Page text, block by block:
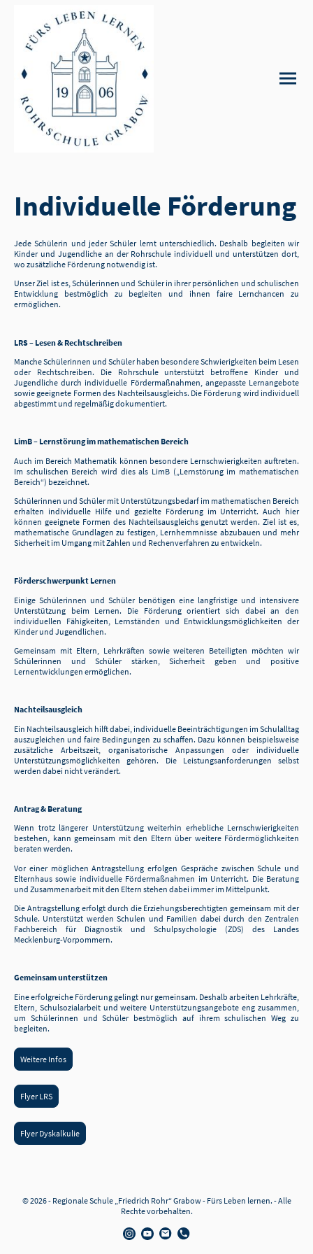
Individuelle Förderung
Jede Schülerin und jeder Schüler lernt unterschiedlich. Deshalb begleiten wir
Kinder und Jugendliche an der Rohrschule individuell und unterstützen dort,
wo zusätzliche Förderung notwendig ist.
Unser Ziel ist es, Schülerinnen und Schüler in ihrer persönlichen und schulischen
Entwicklung bestmöglich zu begleiten und ihnen faire Lernchancen zu
ermöglichen.
LRS – Lesen & Rechtschreiben
Manche Schülerinnen und Schüler haben besondere Schwierigkeiten beim Lesen
oder Rechtschreiben. Die Rohrschule unterstützt betroffene Kinder und
Jugendliche durch individuelle Fördermaßnahmen, angepasste Lernangebote
sowie geeignete Formen des Nachteilsausgleichs. Die Förderung wird individuell
abgestimmt und regelmäßig dokumentiert.
LimB – Lernstörung im mathematischen Bereich
Auch im Bereich Mathematik können besondere Lernschwierigkeiten auftreten.
Im schulischen Bereich wird dies als LimB („Lernstörung im mathematischen
Bereich“) bezeichnet.
Schülerinnen und Schüler mit Unterstützungsbedarf im mathematischen Bereich
erhalten individuelle Hilfe und gezielte Förderung im Unterricht. Auch hier
können geeignete Formen des Nachteilsausgleichs genutzt werden. Ziel ist es,
mathematische Grundlagen zu festigen, Lernhemmnisse abzubauen und mehr
Sicherheit im Umgang mit Zahlen und Rechenverfahren zu entwickeln.
Förderschwerpunkt Lernen
Einige Schülerinnen und Schüler benötigen eine langfristige und intensivere
Unterstützung beim Lernen. Die Förderung orientiert sich dabei an den
individuellen Fähigkeiten, Lernständen und Entwicklungsmöglichkeiten der
Kinder und Jugendlichen.
Gemeinsam mit Eltern, Lehrkräften sowie weiteren Beteiligten möchten wir
Schülerinnen und Schüler stärken, Sicherheit geben und positive
Lernentwicklungen ermöglichen.
Nachteilsausgleich
Ein Nachteilsausgleich hilft dabei, individuelle Beeinträchtigungen im Schulalltag
auszugleichen und faire Bedingungen zu schaffen. Dazu können beispielsweise
zusätzliche Arbeitszeit, organisatorische Anpassungen oder individuelle
Unterstützungsmöglichkeiten gehören. Die Leistungsanforderungen selbst
werden dabei nicht verändert.
Antrag & Beratung
Wenn trotz längerer Unterstützung weiterhin erhebliche Lernschwierigkeiten
bestehen, kann gemeinsam mit den Eltern über weitere Fördermöglichkeiten
beraten werden.
Vor einer möglichen Antragstellung erfolgen Gespräche zwischen Schule und
Elternhaus sowie individuelle Fördermaßnahmen im Unterricht. Die Beratung
und Zusammenarbeit mit den Eltern stehen dabei immer im Mittelpunkt.
Die Antragstellung erfolgt durch die Erziehungsberechtigten gemeinsam mit der
Schule. Unterstützt werden Schulen und Familien dabei durch den Zentralen
Fachbereich für Diagnostik und Schulpsychologie (ZDS) des Landes
Mecklenburg-Vorpommern.
Gemeinsam unterstützen
Eine erfolgreiche Förderung gelingt nur gemeinsam. Deshalb arbeiten Lehrkräfte,
Eltern, Schulsozialarbeit und weitere Unterstützungsangebote eng zusammen,
um Schülerinnen und Schüler bestmöglich auf ihrem schulischen Weg zu
begleiten.
Weitere Infos
Flyer LRS
Flyer Dyskalkulie
© 2026 - Regionale Schule „Friedrich Rohr“ Grabow - Fürs Leben lernen. - Alle
Rechte vorbehalten.